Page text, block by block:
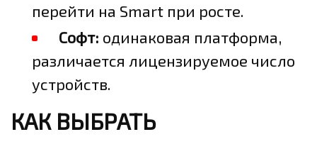
перейти на Smart при росте.
Софт: одинаковая платформа,
различается лицензируемое число
устройств.
КАК ВЫБРАТЬ